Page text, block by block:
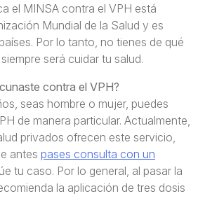
el MINSA contra el VPH está
Mundial de la Salud y es
Por lo tanto, no tienes de qué
será cuidar tu salud.
contra el VPH?
seas hombre o mujer, puedes
de manera particular. Actualmente,
privados ofrecen este servicio,
antes pases consulta con un
tu caso. Por lo general, al pasar la
la aplicación de tres dosis